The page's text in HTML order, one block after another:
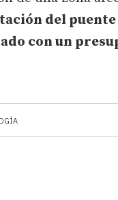
del puente
con un